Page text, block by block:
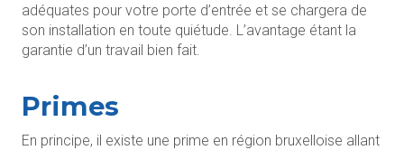
adéquates pour votre porte d’entrée et se chargera de
son installation en toute quiétude. L’avantage étant la
garantie d’un travail bien fait.
Primes
En principe, il existe une prime en région bruxelloise allant